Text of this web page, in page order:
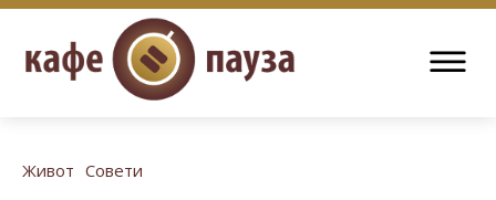
Живот Совети